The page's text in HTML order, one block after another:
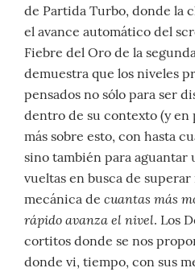
de Partida Turbo, donde la
el avance automático del
Fiebre del Oro de la
demuestra que los niveles
pensados no sólo para ser
dentro de su contexto (y en
más sobre esto, con hasta
sino también para aguantar
vueltas en busca de
mecánica de cuantas más
rápido avanza el nivel. Los
cortitos donde se nos
donde vi, tiempo, con sus